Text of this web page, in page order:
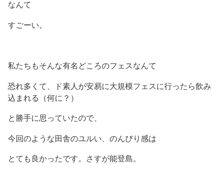
なんて
すごーい。
私たちもそんな有名どころのフェスなんて
恐れ多くて、ド素人が安易に大規模フェスに行ったら飲み
込まれる（何に？）
と勝手に思っていたので、
今回のような田舎のユルい、のんびり感は
とても良かったです。さすが能登島。